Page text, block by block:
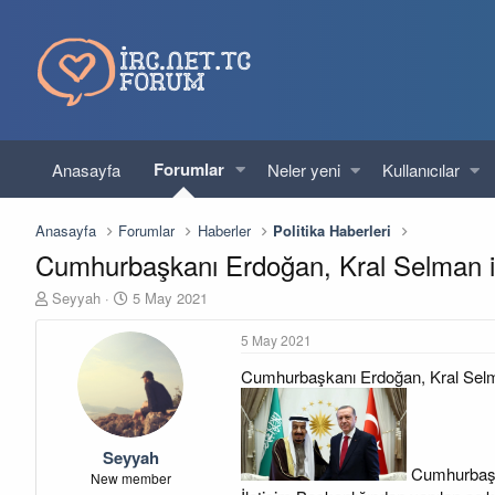
Anasayfa Forumlar Neler yeni Kullanıcılar
Anasayfa Forumlar Haberler Politika Haberleri
Cumhurbaşkanı Erdoğan, Kral Selman
K
Seyyah
B
ş
g
ı
ç
t
5 May 2021
Seyyah
New member
5 May 2021
Cumhurbaşkanı Erdoğan, Kral